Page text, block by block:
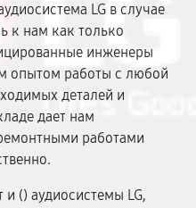
LG в случае
к нам как только
инженеры
опытом работы с любой
деталей и
дает нам
работами
и () аудиосистемы LG,